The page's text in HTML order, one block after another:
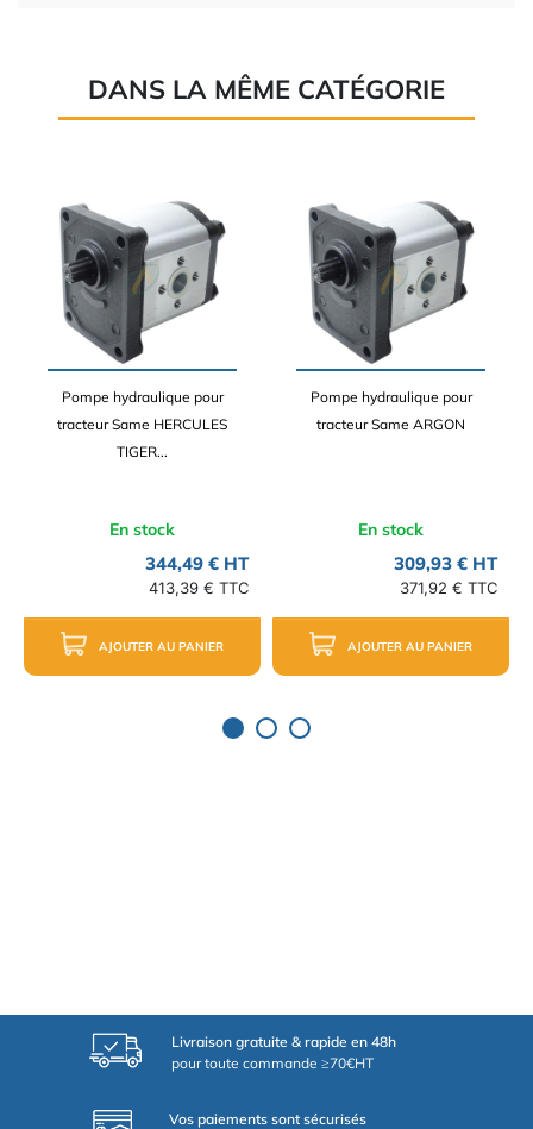
DANS LA MÊME CATÉGORIE
Pompe hydraulique pour
tracteur Same HERCULES
TIGER...
En stock
344,49 € HT
413,39 € TTC
AJOUTER AU PANIER
Pompe hydraulique pour
tracteur Same ARGON
En stock
309,93 € HT
371,92 € TTC
AJOUTER AU PANIER
Livraison gratuite & rapide en 48h
pour toute commande ≥70€HT
Vos paiements sont sécurisés